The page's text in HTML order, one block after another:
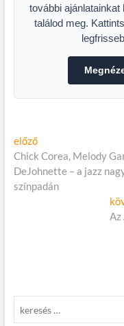
további
találod meg.
Bejegyzés
navigáció
előzőElőző
cikk:
Chick Corea, Melody
DeJohnette – a jazz
színpadán
Az